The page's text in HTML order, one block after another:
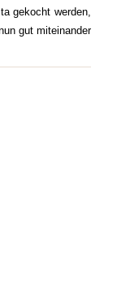
gekocht werden,
gut miteinander